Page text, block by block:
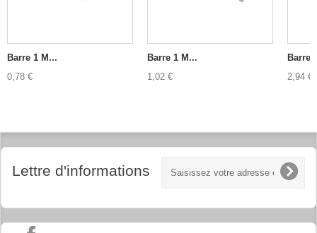
Barre 1 M...
0,78 €
Barre 1 M...
1,02 €
Barre
2,94 €
Lettre d'informations